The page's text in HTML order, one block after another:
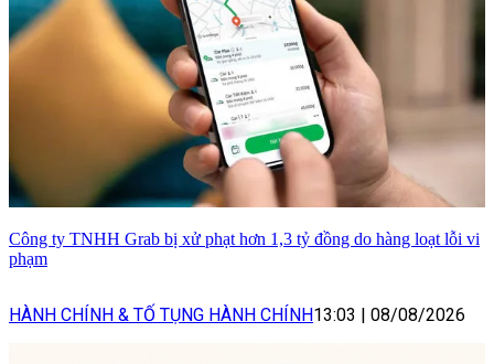
Công ty TNHH Grab bị xử phạt hơn 1,3 tỷ đồng do hàng loạt lỗi vi
phạm
HÀNH CHÍNH & TỐ TỤNG HÀNH CHÍNH13:03 | 08/08/2026